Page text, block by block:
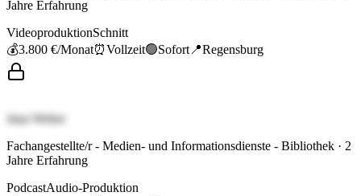
Jahre Erfahrung
VideoproduktionSchnitt
💰3.800 €/Monat⏰Vollzeit🟢Sofort 📍Regensburg
Jana Weber
Fachangestellte/r - Medien- und Informationsdienste - Bibliothek · 2
Jahre Erfahrung
PodcastAudio-Produktion